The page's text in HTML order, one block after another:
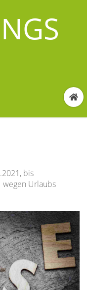
bis
wegen Urlaubs